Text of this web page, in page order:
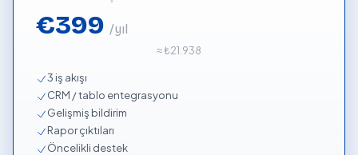
€399 /yıl
≈ ₺21.938
3 iş akışı
CRM / tablo entegrasyonu
Gelişmiş bildirim
Rapor çıktıları
Öncelikli destek